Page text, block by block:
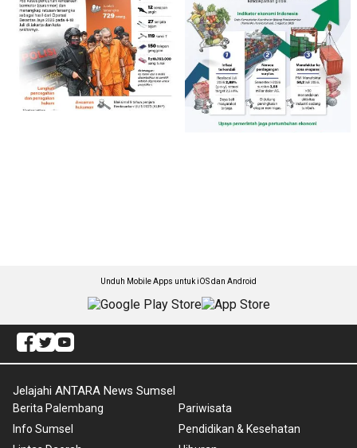
Unduh Mobile Apps untuk iOS dan Android
Jelajahi ANTARA News Sumsel
Berita Palembang
Info Sumsel
Pariwisata
Pendidikan & Kesehatan